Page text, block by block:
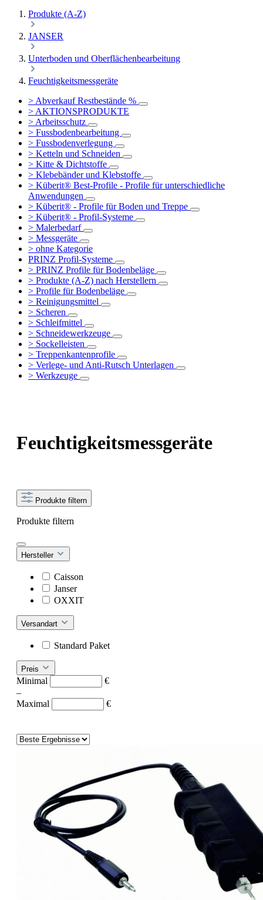
Produkte (A-Z)
JANSER
Unterboden und Oberflächenbearbeitung
Feuchtigkeitsmessgeräte
> Abverkauf Restbestände %
> AKTIONSPRODUKTE
> Arbeitsschutz
> Fussbodenbearbeitung
> Fussbodenverlegung
> Ketteln und Schneiden
> Kitte & Dichtstoffe
> Klebebänder und Klebstoffe
> Küberit® Best-Profile - Profile für unterschiedliche
Anwendungen
> Küberit® - Profile für Boden und Treppe
> Küberit® - Profil-Systeme
> Malerbedarf
> Messgeräte
> ohne Kategorie
PRINZ Profil-Systeme
> PRINZ Profile für Bodenbeläge
> Produkte (A-Z) nach Herstellern
> Profile für Bodenbeläge
> Reinigungsmittel
> Scheren
> Schleifmittel
> Schneidewerkzeuge
> Sockelleisten
> Treppenkantenprofile
> Verlege- und Anti-Rutsch Unterlagen
> Werkzeuge
Feuchtigkeitsmessgeräte
Produkte filtern
Produkte filtern
Hersteller
Caisson
Janser
OXXIT
Versandart
Standard Paket
Preis
Minimal
€
–
Maximal
€